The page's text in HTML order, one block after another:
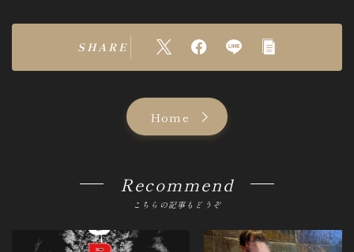
g
SHARE
Home
Recommend
こちらの記事もどうぞ